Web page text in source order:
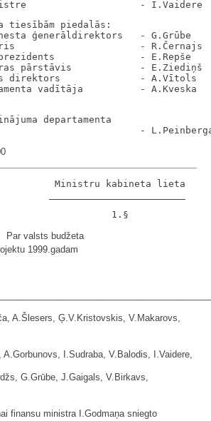
tiesībām piedalās:
ģenerāldirektors   - G.Grūbe
- R.Černajs
prezidents               - E.Repše
pārstāvis            - E.Ziediņš
direktors              - A.Vītols
departamenta
Ministru kabineta lieta
Par valsts budžeta
1999.gadam
A.Šlesers, Ģ.V.Kristovskis, V.Makarovs,
A.Gorbunovs, I.Sudraba, V.Balodis, I.Vaidere,
G.Grūbe, J.Gaigals, V.Birkavs,
finansu ministra I.Godmaņa sniegto